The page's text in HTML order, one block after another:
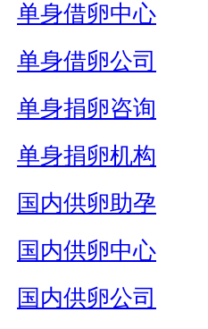
单身借卵中心
单身借卵公司
单身捐卵咨询
单身捐卵机构
国内供卵助孕
国内供卵中心
国内供卵公司